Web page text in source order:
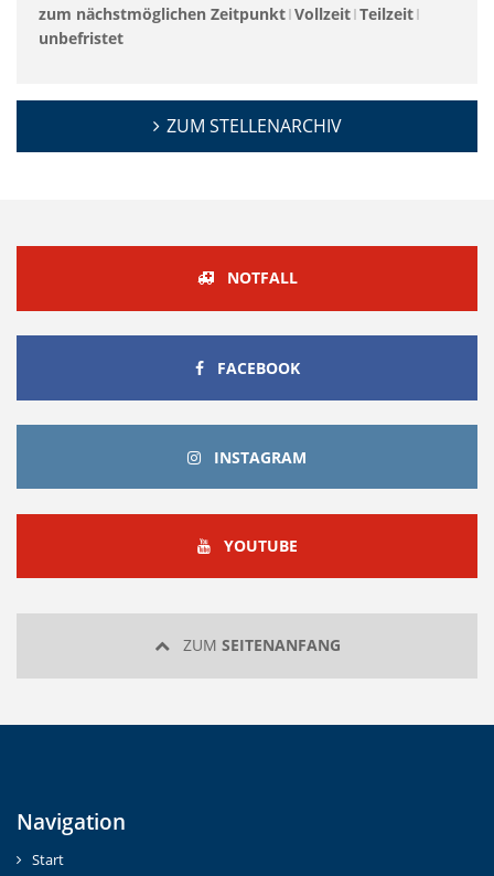
zum nächstmöglichen Zeitpunkt Vollzeit Teilzeit
unbefristet
ZUM STELLENARCHIV
NOTFALL
FACEBOOKFACEBOOK
INSTAGRAM
YOUTUBEYOUTUBE
ZUM SEITENANFANG
Navigation
Start